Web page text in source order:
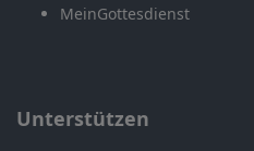
MeinGottesdienst
Unterstützen